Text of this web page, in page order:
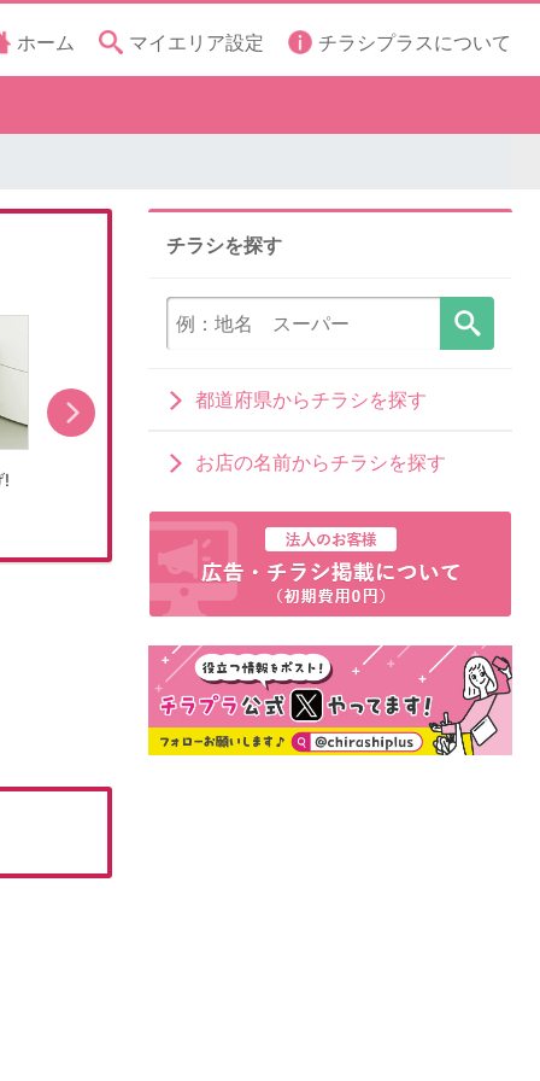
ホーム マイエリア設定 チラシプラスについて
! RGBMiniLED新レグザが登場
チラシを探す
都道府県からチラシを探す
お店の名前からチラシを探す